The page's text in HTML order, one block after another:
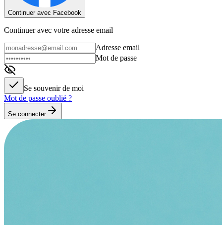
Continuer avec Facebook
Continuer avec votre adresse email
Adresse email
Mot de passe
Se souvenir de moi
Mot de passe oublié ?
Se connecter